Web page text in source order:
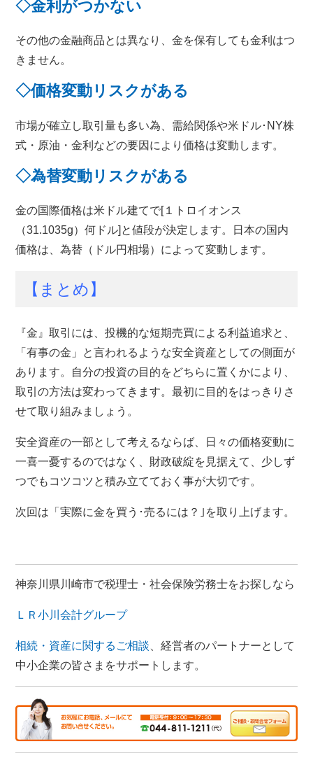
◇金利がつかない
その他の金融商品とは異なり、金を保有しても金利はつ
きません。
◇価格変動リスクがある
市場が確立し取引量も多い為、需給関係や米ドル･NY株
式・原油・金利などの要因により価格は変動します。
◇為替変動リスクがある
金の国際価格は米ドル建てで[１トロイオンス
（31.1035g）何ドル]と値段が決定します。日本の国内
価格は、為替（ドル円相場）によって変動します。
【まとめ】
『金』取引には、投機的な短期売買による利益追求と、
「有事の金」と言われるような安全資産としての側面が
あります。自分の投資の目的をどちらに置くかにより、
取引の方法は変わってきます。最初に目的をはっきりさ
せて取り組みましょう。
安全資産の一部として考えるならば、日々の価格変動に
一喜一憂するのではなく、財政破綻を見据えて、少しず
つでもコツコツと積み立てておく事が大切です。
次回は「実際に金を買う･売るには？｣を取り上げます。
神奈川県川崎市で税理士・社会保険労務士をお探しなら
ＬＲ小川会計グループ
相続・資産に関するご相談 、経営者のパートナーとして
中小企業の皆さまをサポートします。